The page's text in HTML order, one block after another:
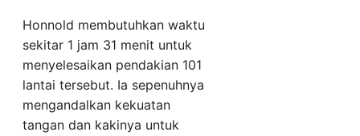
Honnold membutuhkan waktu
sekitar 1 jam 31 menit untuk
menyelesaikan pendakian 101
lantai tersebut. Ia sepenuhnya
mengandalkan kekuatan
tangan dan kakinya untuk